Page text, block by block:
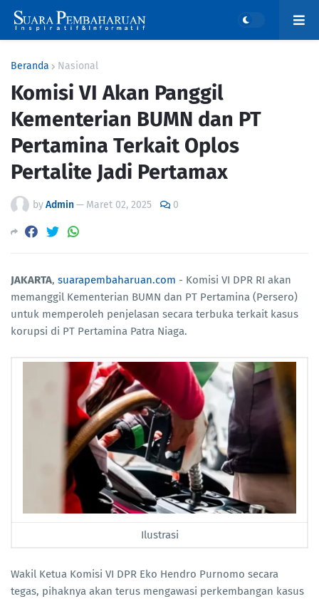
Beranda Nasional
Komisi VI Akan Panggil
Kementerian BUMN dan PT
Pertamina Terkait Oplos
Pertalite Jadi Pertamax
byAdmin— Maret 02, 2025 0
JAKARTA, suarapembaharuan.com - Komisi VI DPR RI akan
memanggil Kementerian BUMN dan PT Pertamina (Persero)
untuk memperoleh penjelasan secara terbuka terkait kasus
korupsi di PT Pertamina Patra Niaga.
Ilustrasi
Wakil Ketua Komisi VI DPR Eko Hendro Purnomo secara
tegas, pihaknya akan terus mengawasi perkembangan kasus